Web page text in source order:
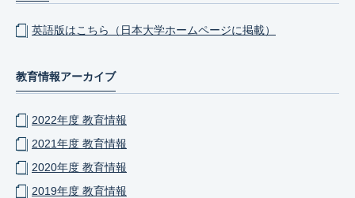
英語版はこちら（日本大学ホームページに掲載）
教育情報アーカイブ
2022年度 教育情報
2021年度 教育情報
2020年度 教育情報
2019年度 教育情報